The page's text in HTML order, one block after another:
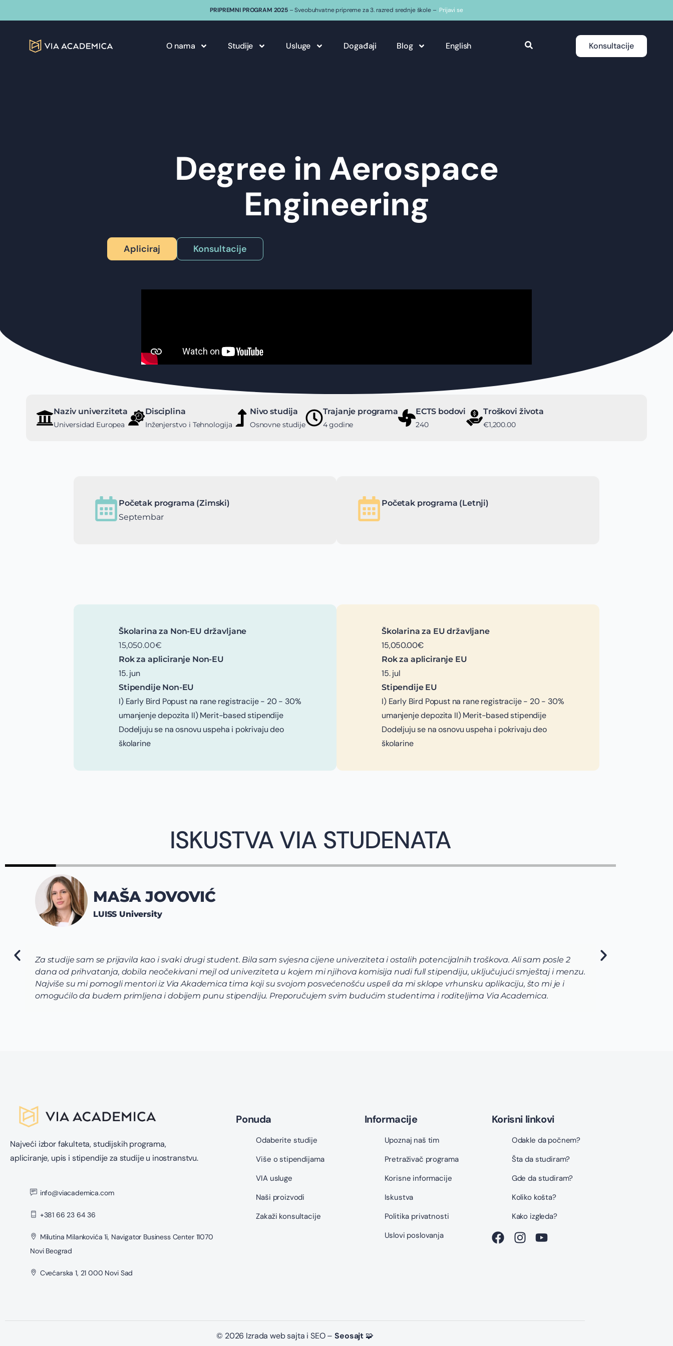
PRIPREMNI PROGRAM 2025– Sveobuhvatne pripreme za 3. razred srednje škole – Prijavi se
O nama Studije Usluge Događaji Blog English Konsultacije
Degree in Aerospace
Engineering
Apliciraj Konsultacije
Naziv univerziteta
Universidad Europea
Disciplina
Inženjerstvo i Tehnologija
Nivo studija
Osnovne studije
Trajanje programa
4 godine
ECTS bodovi
240
Troškovi života
€1,200.00
Početak programa (Zimski)
Septembar
Početak programa (Letnji)
Školarina za Non-EU državljane
15,050.00€
Rok za apliciranje Non-EU
15. jun
Stipendije Non-EU
I) Early Bird Popust na rane registracije - 20 - 30%
umanjenje depozita II) Merit-based stipendije
Dodeljuju se na osnovu uspeha i pokrivaju deo
školarine
Školarina za EU državljane
15,050.00€
Rok za apliciranje EU
15. jul
Stipendije EU
I) Early Bird Popust na rane registracije - 20 - 30%
umanjenje depozita II) Merit-based stipendije
Dodeljuju se na osnovu uspeha i pokrivaju deo
školarine
ISKUSTVA VIA STUDENATA
Bila sam svjesna cijene univerziteta i ostalih potencijalnih troškova. Ali sam posle 2
u kojem mi njihova komisija nudi full stipendiju, uključujući smještaj i menzu.
koji su svojom posvećenošću uspeli da mi sklope vrhunsku aplikaciju, što mi je i
Preporučujem svim budućim studentima i roditeljima Via Academica.
Via tim mi je pre svega pomogao da shvatim koje polje
pomogli da odaberem program koji najviše odgovara mojim
raznovrsne, u mom slučaju da biologija, hemija i biohemija
korak prijave i aplikacije bio je uz pomoć i podršku celokunog
Najveći izbor fakulteta, studijskih programa,
apliciranje, upis i stipendije za studije u inostranstvu.
info@viacademica.com
+381 66 23 64 36
Milutina Milankovića 1i, Navigator Business Center 11070
Novi Beograd
Cvećarska 1, 21 000 Novi Sad
Ponuda
Odaberite studije
Više o stipendijama
VIA usluge
Naši proizvodi
Zakaži konsultacije
Informacije
Upoznaj naš tim
Pretraživač programa
Korisne informacije
Iskustva
Politika privatnosti
Uslovi poslovanja
Korisni linkovi
Odakle da počnem?
Šta da studiram?
Gde da studiram?
Koliko košta?
Kako izgleda?
© 2026 Izrada web sajta i SEO –Seosajt 🧩